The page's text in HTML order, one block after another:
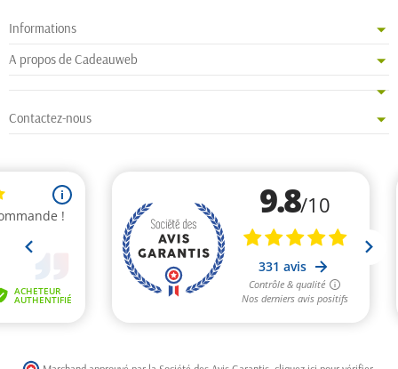
Informations
A propos de Cadeauweb
Contactez-nous